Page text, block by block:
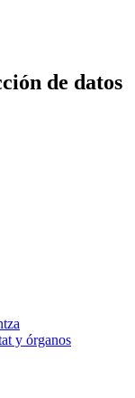
de datos
y órganos